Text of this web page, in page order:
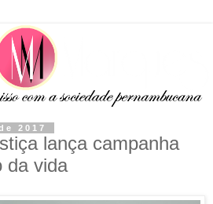
2017
lança campanha
da vida